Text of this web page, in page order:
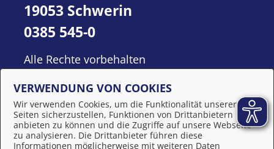
19053 Schwerin
0385 545-0
Alle Rechte vorbehalten
VERWENDUNG VON COOKIES
Wir verwenden Cookies, um die Funktionalität unserer
Seiten sicherzustellen, Funktionen von Drittanbietern
anbieten zu können und die Zugriffe auf unsere Webseite
zu analysieren. Die Drittanbieter führen diese
Informationen möglicherweise mit weiteren Daten